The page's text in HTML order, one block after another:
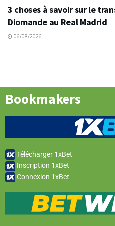
3 choses à savoir sur le
Diomande au Real Madrid
06/08/2026
Bookmakers
Télécharger 1xBet
Inscription 1xBet
Connexion 1xBet